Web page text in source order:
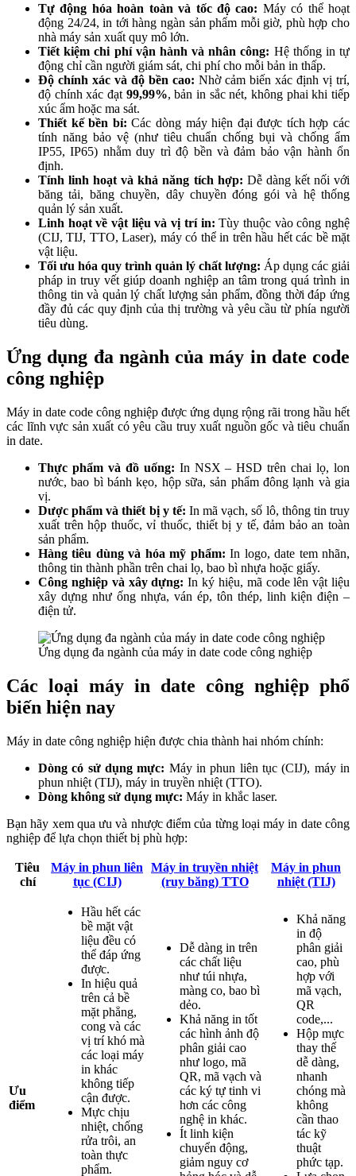
Tự động hóa hoàn toàn và tốc độ cao: Máy có thể hoạt
động 24/24, in tới hàng ngàn sản phẩm mỗi giờ, phù hợp cho
nhà máy sản xuất quy mô lớn.
Tiết kiệm chi phí vận hành và nhân công: Hệ thống in tự
động chỉ cần người giám sát, chi phí cho mỗi bản in thấp.
Độ chính xác và độ bền cao: Nhờ cảm biến xác định vị trí,
độ chính xác đạt 99,99%, bản in sắc nét, không phai khi tiếp
xúc ẩm hoặc ma sát.
Thiết kế bền bỉ:Các dòng máy hiện đại được tích hợp các
tính năng bảo vệ (như tiêu chuẩn chống bụi và chống ẩm
IP55, IP65) nhằm duy trì độ bền và đảm bảo vận hành ổn
định.
Tính linh hoạt và khả năng tích hợp: Dễ dàng kết nối với
băng tải, băng chuyền, dây chuyền đóng gói và hệ thống
quản lý sản xuất.
Linh hoạt về vật liệu và vị trí in: Tùy thuộc vào công nghệ
(CIJ, TIJ, TTO, Laser), máy có thể in trên hầu hết các bề mặt
vật liệu.
Tối ưu hóa quy trình quản lý chất lượng: Áp dụng các giải
pháp in truy vết giúp doanh nghiệp an tâm trong quá trình in
thông tin và quản lý chất lượng sản phẩm, đồng thời đáp ứng
đầy đủ các quy định của thị trường và yêu cầu từ phía người
tiêu dùng.
Ứng dụng đa ngành của máy in date code
công nghiệp
Máy in date code công nghiệp được ứng dụng rộng rãi trong hầu hết
các lĩnh vực sản xuất có yêu cầu truy xuất nguồn gốc và tiêu chuẩn
in date.
Thực phẩm và đồ uống: In NSX – HSD trên chai lọ, lon
nước, bao bì bánh kẹo, hộp sữa, sản phẩm đông lạnh và gia
vị.
Dược phẩm và thiết bị y tế: In mã vạch, số lô, thông tin truy
xuất trên hộp thuốc, vỉ thuốc, thiết bị y tế, đảm bảo an toàn
sản phẩm.
Hàng tiêu dùng và hóa mỹ phẩm: In logo, date tem nhãn,
thông tin thành phần trên chai lọ, bao bì nhựa hoặc giấy.
Công nghiệp và xây dựng: In ký hiệu, mã code lên vật liệu
xây dựng như ống nhựa, ván ép, tôn thép, linh kiện điện –
điện tử.
Ứng dụng đa ngành của máy in date code công nghiệp
Các loại máy in date công nghiệp phổ
biến hiện nay
Máy in date công nghiệp hiện được chia thành hai nhóm chính:
Dòng có sử dụng mực: Máy in phun liên tục (CIJ), máy in
phun nhiệt (TIJ), máy in truyền nhiệt (TTO).
Dòng không sử dụng mực: Máy in khắc laser.
Bạn hãy xem qua ưu và nhược điểm của từng loại máy in date công
nghiệp để lựa chọn thiết bị phù hợp:
Tiêu
chí
Máy in phun liên
tục (CIJ)
Máy in truyền nhiệt
(ruy băng) TTO
Máy in phun
nhiệt (TIJ)
Ưu
điểm
Hầu hết các
bề mặt vật
liệu đều có
thể đáp ứng
được.
In hiệu quả
trên cả bề
mặt phẳng,
cong và các
vị trí khó mà
các loại máy
in khác
không tiếp
cận được.
Mực chịu
nhiệt, chống
rửa trôi, an
toàn thực
phẩm.
Dễ dàng in trên
các chất liệu
như túi nhựa,
màng co, bao bì
dẻo.
Khả năng in tốt
các hình ảnh độ
phân giải cao
như logo, mã
QR, mã vạch và
các ký tự tinh vi
hơn các công
nghệ in khác.
Ít linh kiện
chuyển động,
giảm nguy cơ
Khả năng
in độ
phân giải
cao, phù
hợp với
mã vạch,
QR
code,...
Hộp mực
thay thế
dễ dàng,
nhanh
chóng mà
không
cần thao
tác kỹ
thuật
phức tạp.